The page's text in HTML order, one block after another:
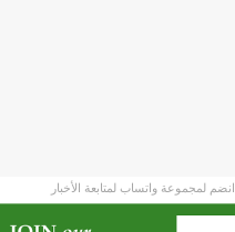
انضم لمجموعة واتساب لمتابعة الأخبار